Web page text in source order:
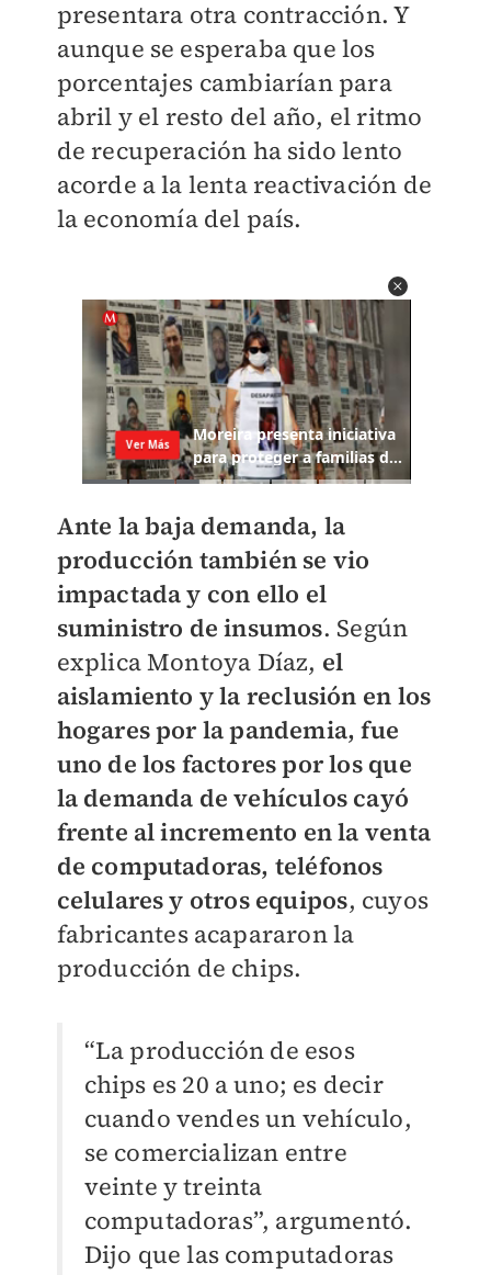
presentara otra contracción. Y
aunque se esperaba que los
porcentajes cambiarían para
abril y el resto del año, el ritmo
de recuperación ha sido lento
acorde a la lenta reactivación de
la economía del país.
Ante la baja demanda, la
producción también se vio
impactada y con ello el
suministro de insumos. Según
explica Montoya Díaz, el
aislamiento y la reclusión en los
hogares por la pandemia, fue
uno de los factores por los que
la demanda de vehículos cayó
frente al incremento en la venta
de computadoras, teléfonos
celulares y otros equipos, cuyos
fabricantes acapararon la
producción de chips.
“La producción de esos
chips es 20 a uno; es decir
cuando vendes un vehículo,
se comercializan entre
veinte y treinta
computadoras”, argumentó.
Dijo que las computadoras